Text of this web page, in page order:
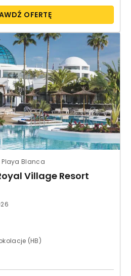
OFERTĘ
Blanca
Village Resort
(HB)